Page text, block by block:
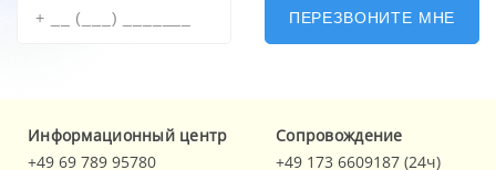
ПЕРЕЗВОНИТЕ МНЕ
Информационный центр
+49 69 789 95780
Cопровождение
+49 173 6609187 (24ч)